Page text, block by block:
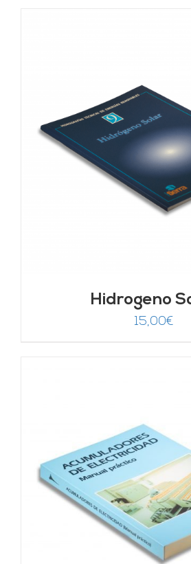
Hidrogeno
15,00€